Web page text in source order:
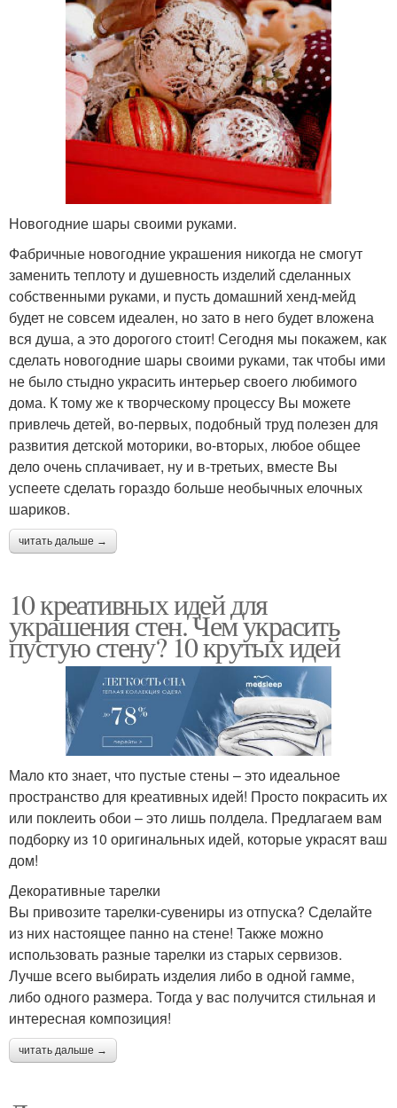
Новогодние шары своими руками.
Фабричные новогодние украшения никогда не смогут
заменить теплоту и душевность изделий сделанных
собственными руками, и пусть домашний хенд-мейд
будет не совсем идеален, но зато в него будет вложена
вся душа, а это дорогого стоит! Сегодня мы покажем, как
сделать новогодние шары своими руками, так чтобы ими
не было стыдно украсить интерьер своего любимого
дома. К тому же к творческому процессу Вы можете
привлечь детей, во-первых, подобный труд полезен для
развития детской моторики, во-вторых, любое общее
дело очень сплачивает, ну и в-третьих, вместе Вы
успеете сделать гораздо больше необычных елочных
шариков.
читать дальше →
10 креативных идей для
украшения стен. Чем украсить
пустую стену? 10 крутых идей
Мало кто знает, что пустые стены – это идеальное
пространство для креативных идей! Просто покрасить их
или поклеить обои – это лишь полдела. Предлагаем вам
подборку из 10 оригинальных идей, которые украсят ваш
дом!
Декоративные тарелки
Вы привозите тарелки-сувениры из отпуска? Сделайте
из них настоящее панно на стене! Также можно
использовать разные тарелки из старых сервизов.
Лучше всего выбирать изделия либо в одной гамме,
либо одного размера. Тогда у вас получится стильная и
интересная композиция!
читать дальше →